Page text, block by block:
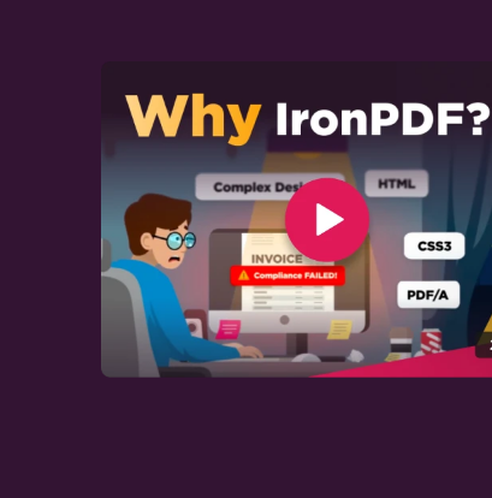
Accesibilidad Web
Inicios de Sesión en Sitios Web y
Sistemas con TLS
Cookies
Cabecera de Solicitud HTTP
Conversión de PDF Personalizada